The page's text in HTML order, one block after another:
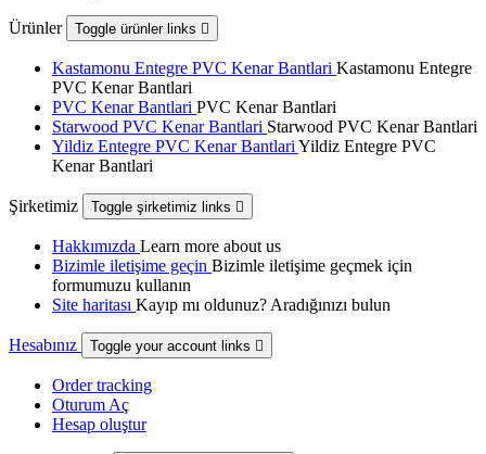
Ürünler Toggle ürünler links 
Kastamonu Entegre PVC Kenar Bantlari Kastamonu Entegre
PVC Kenar Bantlari
PVC Kenar Bantlari PVC Kenar Bantlari
Starwood PVC Kenar Bantlari Starwood PVC Kenar Bantlari
Yildiz Entegre PVC Kenar Bantlari Yildiz Entegre PVC
Kenar Bantlari
Şirketimiz Toggle şirketimiz links 
Hakkımızda Learn more about us
Bizimle iletişime geçin Bizimle iletişime geçmek için
formumuzu kullanın
Site haritası Kayıp mı oldunuz? Aradığınızı bulun
Hesabınız Toggle your account links 
Order tracking
Oturum Aç
Hesap oluştur